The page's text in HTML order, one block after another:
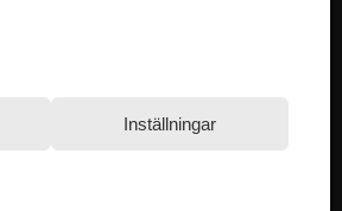
Inställningar